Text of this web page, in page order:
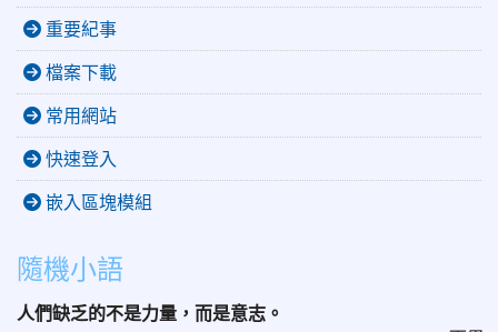
重要紀事
檔案下載
常用網站
快速登入
嵌入區塊模組
隨機小語
人們缺乏的不是力量，而是意志。